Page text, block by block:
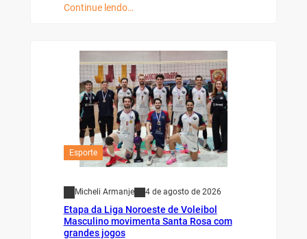
Continue lendo…
Esporte
Micheli Armanje 4 de agosto de 2026
Etapa da Liga Noroeste de Voleibol
Masculino movimenta Santa Rosa com
grandes jogos